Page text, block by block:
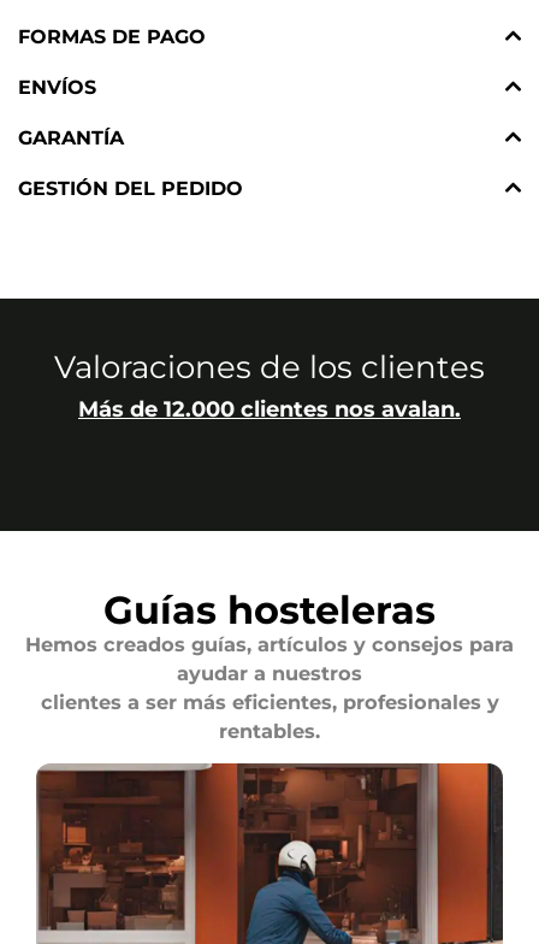
FORMAS DE PAGO
ENVÍOS
GARANTÍA
GESTIÓN DEL PEDIDO
Valoraciones de los clientes
Más de 12.000 clientes nos avalan.
Guías hosteleras
Hemos creados guías, artículos y consejos para
ayudar a nuestros
clientes a ser más eficientes, profesionales y
rentables.